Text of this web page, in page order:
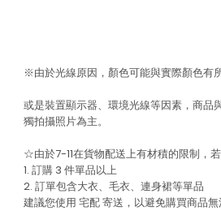
※由於光線原因，顏色可能與實際顏色有所
或是裝置顯示器、環境光線等因素，商品
獨拍攝照片為主。
☆由於7-11在貨物配送上有材積的限制，
1. 訂購 3 件單品以上
2. 訂單包含大衣、毛衣、連身裙等單品
建議您使用 宅配寄送，以避免購買商品無